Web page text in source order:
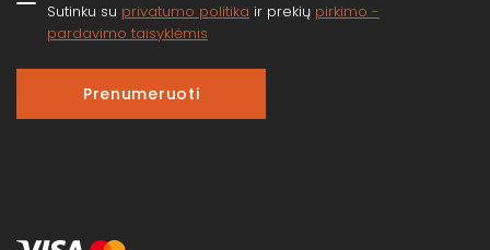
Sutinku su privatumo politika ir prekių pirkimo -
pardavimo taisyklėmis
Prenumeruoti